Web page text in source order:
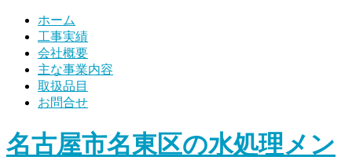
ホーム
工事実績
会社概要
主な事業内容
取扱品目
お問合せ
名古屋市名東区の水処理メン